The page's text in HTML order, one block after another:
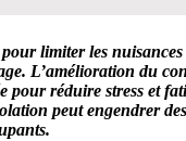
limiter les nuisances
L’amélioration du
pour réduire stress et
peut engendrer